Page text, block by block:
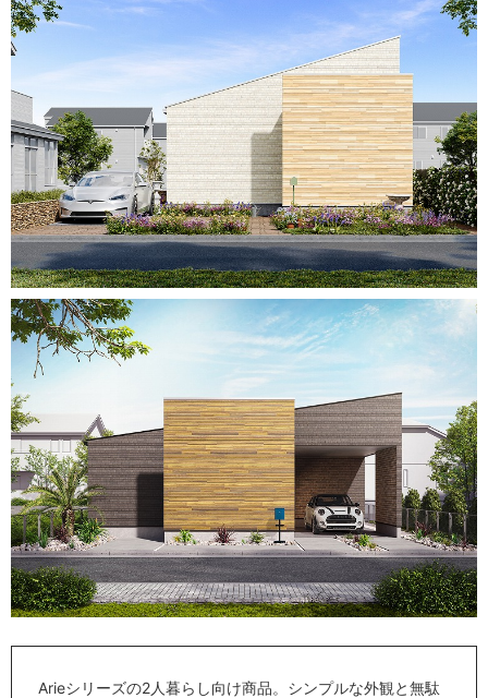
Arieシリーズの2人暮らし向け商品。シンプルな外観と無駄